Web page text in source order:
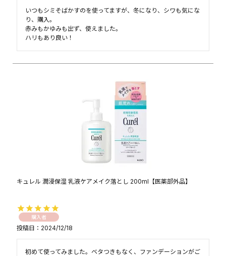
いつもシミそばかすのを使ってますが、冬になり、シワも気にな
り、購入。
赤みもかゆみも出ず、使えました。
ハリもあり良い！
キュレル 潤浸保湿 乳液ケアメイク落とし 200ml【医薬部外品】
購入者
投稿日 2024/12/18
初めて使ってみました。ベタつきもなく、ファンデーションがご